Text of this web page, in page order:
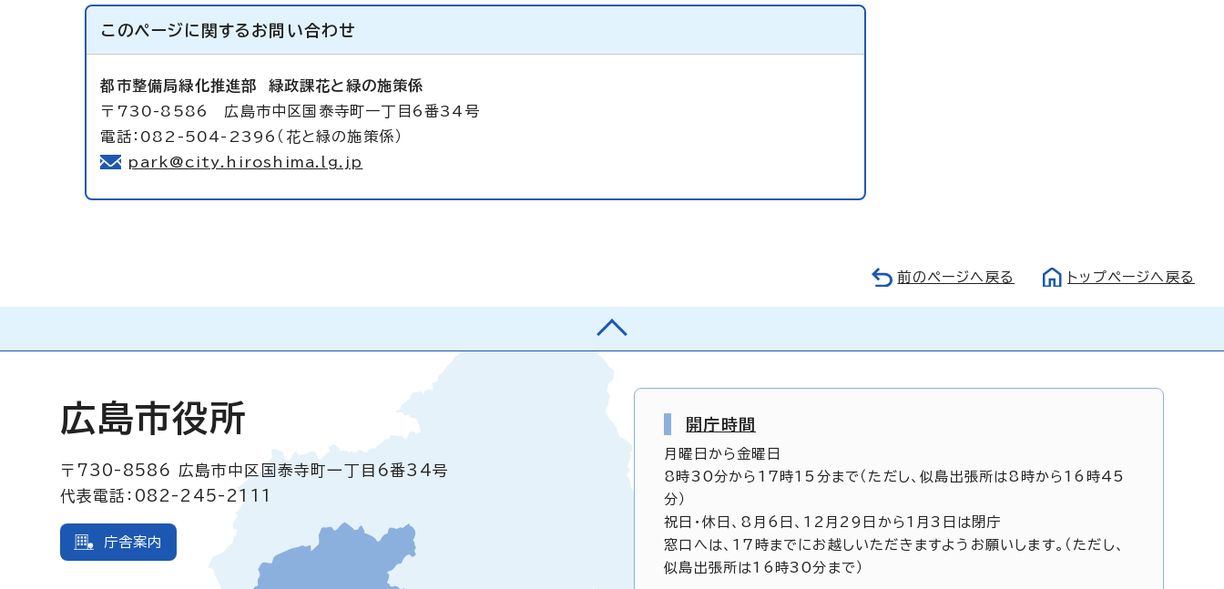
このページに関する お問い合わせ
都市整備局緑化推進部 緑政課花と緑の施策係
〒730-8586 広島市中区国泰寺町一丁目6番34号
電話：082-504-2396（花と緑の施策係）
park@city.hiroshima.lg.jp
前のページへ戻る トップページへ戻る
広島市役所
〒730-8586
広島市中区国泰寺町一丁目6番34号
代表電話：082-245-2111
庁舎案内
開庁時間
月曜日から金曜日
8時30分から17時15分まで（ただし、似島出張所は8時から16時45
分）
祝日・休日、8月6日、12月29日から1月3日は閉庁
窓口へは、17時までにお越しいただきますようお願いします。（ただし、
似島出張所は16時30分まで）